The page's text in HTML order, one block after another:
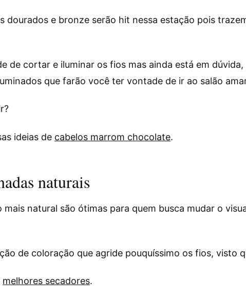
dourados e bronze serão hit nessa estação pois
de cortar e iluminar os fios mas ainda está em
que farão você ter vontade de ir ao salão
ideias de cabelos marrom chocolate.
naturais
mais natural são ótimas para quem busca mudar o
de coloração que agride pouquíssimo os fios, visto
melhores secadores.